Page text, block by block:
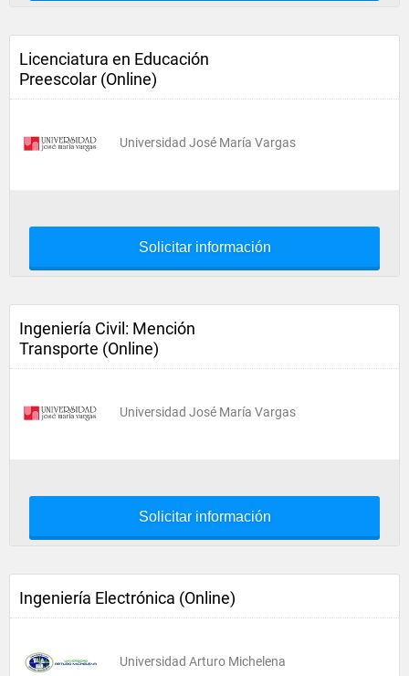
Licenciatura en Educación
Preescolar (Online)
Universidad José María Vargas
Solicitar información
Ingeniería Civil: Mención
Transporte (Online)
Universidad José María Vargas
Solicitar información
Ingeniería Electrónica (Online)
Universidad Arturo Michelena